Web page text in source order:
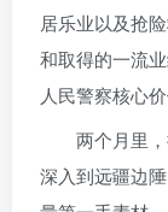
居乐业以及抢
和取得的一流
人民警察核心价
两个月里
深入到远疆边